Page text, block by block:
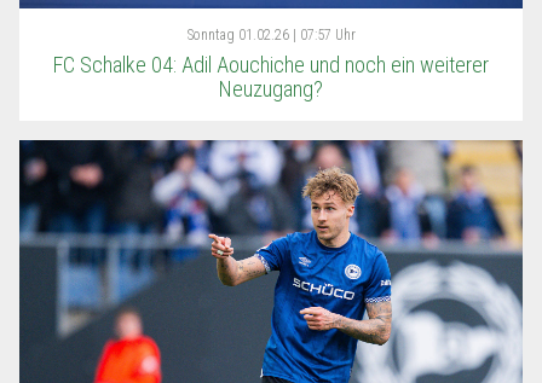
Sonntag 01.02.26 | 07:57 Uhr
FC Schalke 04: Adil Aouchiche und noch ein weiterer
Neuzugang?